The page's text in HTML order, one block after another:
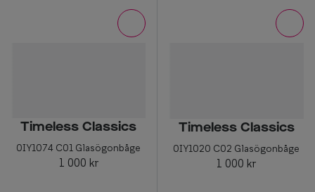
Timeless Classics
0IY1074 C01 Glasögonbåge
1 000 kr
Timeless Classics
0IY1020 C02 Glasögonbåge
1 000 kr